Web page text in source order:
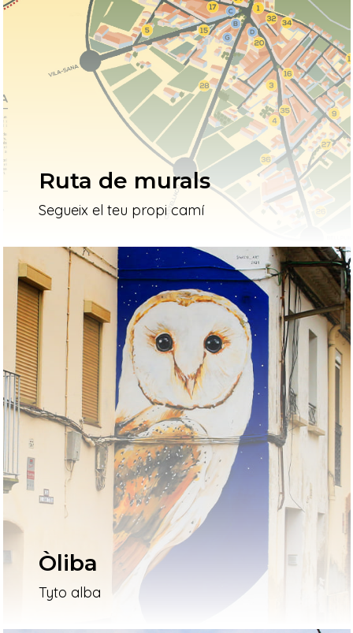
Ruta de murals
Segueix el teu propi camí
Òliba
Tyto alba